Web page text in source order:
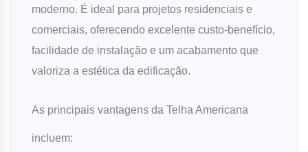
moderno. É ideal para projetos residenciais e
comerciais, oferecendo excelente custo-benefício,
facilidade de instalação e um acabamento que
valoriza a estética da edificação.
As principais vantagens da Telha Americana
incluem: